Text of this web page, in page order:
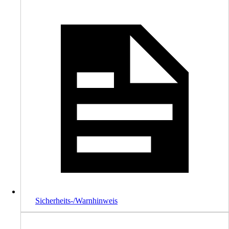
Sicherheits-/Warnhinweis